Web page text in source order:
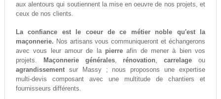
aux alentours qui soutiennent la mise en oeuvre de nos projets, et
ceux de nos clients.
La confiance est le coeur de ce métier noble qu'est la
maçonnerie. Nos artisans vous communiqueront et échangerons
avec vous leur amour de la pierre afin de mener à bien vos
projets.
Maçonnerie générales, rénovation,carrelage ou
agrandissementsur Massy ; nous proposons une expertise
multi-devis composant avec une multitude de chantiers et
fournisseurs différents.